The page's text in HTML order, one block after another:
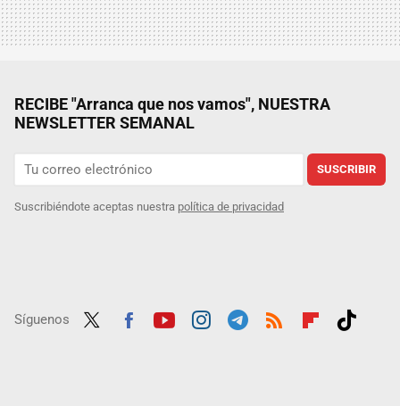
RECIBE "Arranca que nos vamos", NUESTRA
NEWSLETTER SEMANAL
SUSCRIBIR
Suscribiéndote aceptas nuestra política de privacidad
Síguenos